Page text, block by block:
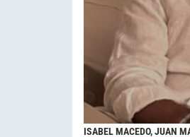
ISABEL MACEDO, JUAN